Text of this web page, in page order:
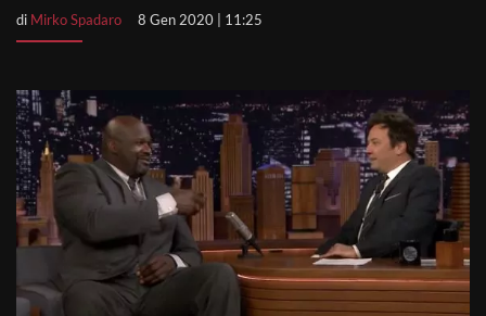
di Mirko Spadaro 8 Gen 2020 | 11:25